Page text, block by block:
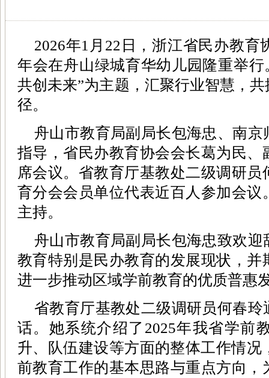
2026年1月22日，浙江省民办教育
年会在舟山绿城育华幼儿园隆重举行
共创未来”为主题，汇聚行业智慧，
径。
舟山市教育局副局长包海忠、南
指导，省民办教育协会会长葛为民
席会议。省教育厅基教处二级调研
育分会会员单位代表近百人参加会
主持。
舟山市教育局副局长包海忠致欢
教育特别是民办教育的发展现状，
进一步推动区域学前教育的优质普惠
省教育厅基教处二级调研员何春
话。她系统介绍了2025年我省学前
升、队伍建设等方面的整体工作情况
前教育工作的基本思路与重点方向